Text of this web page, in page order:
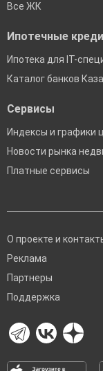
Все ЖК
Ипотечные
Ипотека для IT-
Каталог банков
Сервисы
Индексы и графики
Новости рынка
Платные сервисы
О проекте и
Реклама
Партнеры
Поддержка